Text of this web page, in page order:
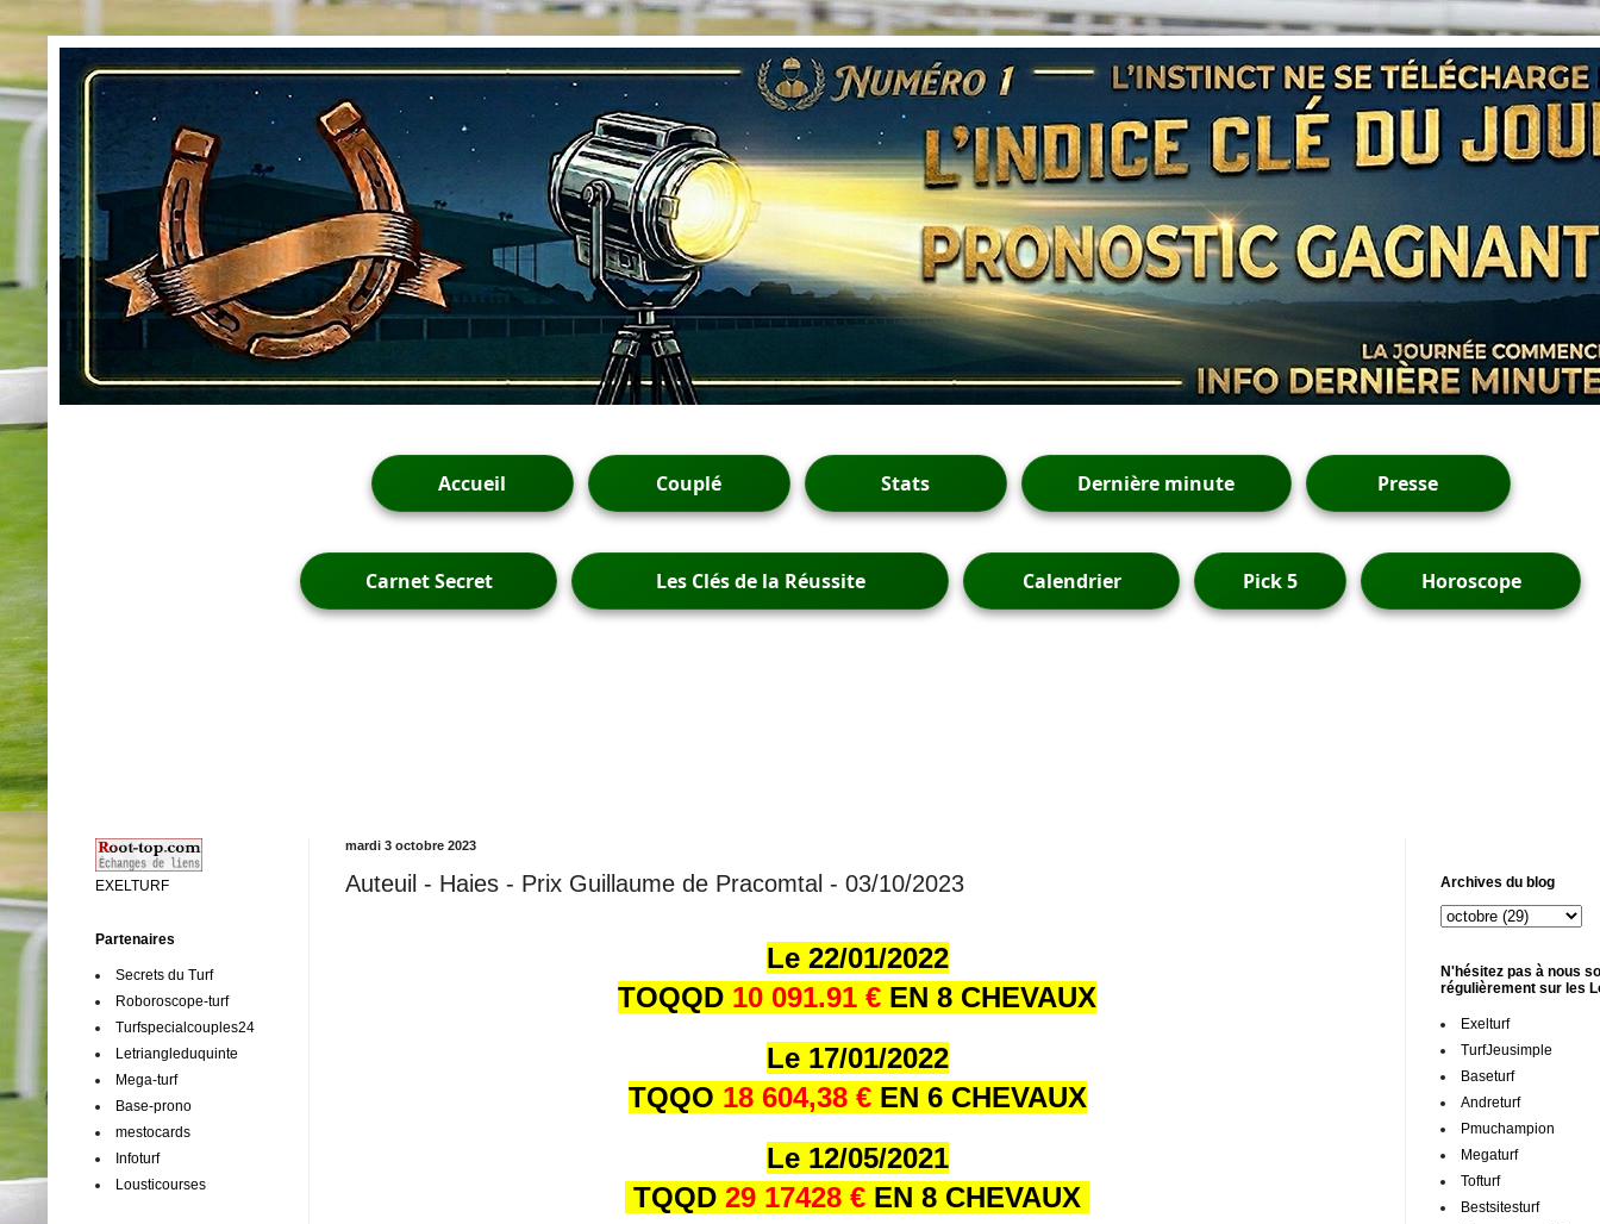
Accueil Couplé Stats Dernière minute Presse
Carnet Secret Les Clés de la Réussite Calendrier Pick 5 Horoscope
mardi 3 octobre 2023
Auteuil - Haies - Prix Guillaume de Pracomtal - 03/10/2023
Le 22/01/2022
TOQQD 10 091.91 € EN 8 CHEVAUX
Le 17/01/2022
TQQO 18 604,38 € EN 6 CHEVAUX
Le 12/05/2021
TQQD 29 17428 € EN 8 CHEVAUX
EXELTURF
Partenaires
Secrets du Turf
Roboroscope-turf
Turfspecialcouples24
Letriangleduquinte
Mega-turf
Base-prono
mestocards
Infoturf
Lousticourses
Archives du blog
N'hésitez pas à nous
régulièrement sur les
Exelturf
TurfJeusimple
Baseturf
Andreturf
Pmuchampion
Megaturf
Tofturf
Bestsitesturf